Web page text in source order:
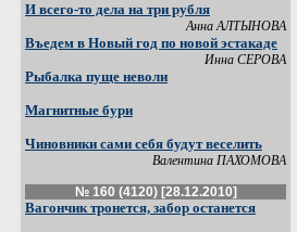
И всего-то дела на три рубля
Анна АЛТЫНОВА
Въедем в Новый год по новой эстакаде
Инна СЕРОВА
Рыбалка пуще неволи
Магнитные бури
Чиновники сами себя будут веселить
Валентина ПАХОМОВА
№ 160 (4120) [28.12.2010]
Вагончик тронется, забор останется